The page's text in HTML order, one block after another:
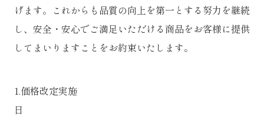
げます。これからも品質の向上を第一とする努力を継続
し、安全・安心でご満足いただける商品をお客様に提供
してまいりますことをお約束いたします。
1.価格改定実施
日